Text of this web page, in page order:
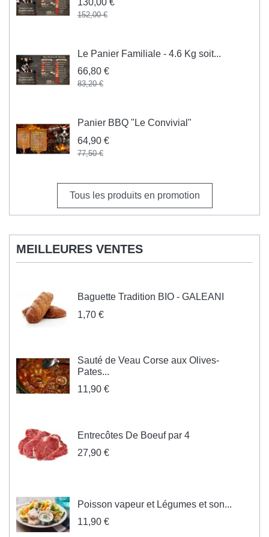
130,00 €
152,00 €
Le Panier Familiale - 4.6 Kg soit...
66,80 €
83,20 €
Panier BBQ "Le Convivial"
64,90 €
77,50 €
Tous les produits en promotion
MEILLEURES VENTES
Baguette Tradition BIO - GALEANI
1,70 €
Sauté de Veau Corse aux Olives-
Pates...
11,90 €
Entrecôtes De Boeuf par 4
27,90 €
Poisson vapeur et Légumes et son...
11,90 €